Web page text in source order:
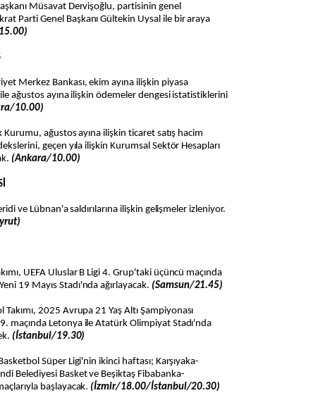
Müsavat Dervişoğlu, partisinin genel
Parti Genel Başkanı Gültekin Uysal ile bir araya
Merkez Bankası, ekim ayına ilişkin piyasa
ile ağustos ayına ilişkin ödemeler dengesi istatistiklerini
10.00)
ağustos ayına ilişkin ticaret satış hacim
geçen yıla ilişkin Kurumsal Sektör Hesapları
(Ankara/10.00)
ve Lübnan'a saldırılarına ilişkin gelişmeler izleniyor.
UEFA Uluslar B Ligi 4. Grup'taki üçüncü maçında
19 Mayıs Stadı'nda ağırlayacak. (Samsun/21.45)
2025 Avrupa 21 Yaş Altı Şampiyonası
maçında Letonya ile Atatürk Olimpiyat Stadı'nda
(İstanbul/19.30)
Süper Ligi'nin ikinci haftası; Karşıyaka-
Belediyesi Basket ve Beşiktaş Fibabanka-
başlayacak. (İzmir/18.00/İstanbul/20.30)